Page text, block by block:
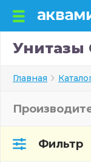
Унитазы
Главная
Фильтр